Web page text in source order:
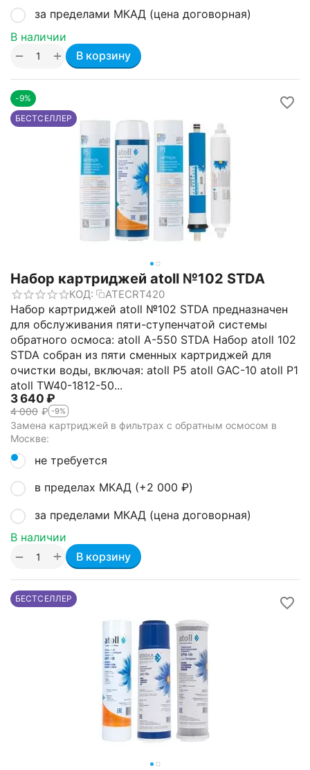
за пределами МКАД (цена договорная)
В наличии
+
− В корзину
-9%
БЕСТСЕЛЛЕР
Набор картриджей atoll №102 STDA
КОД: ATECRT420
Набор картриджей atoll №102 STDA предназначен
для обслуживания пяти-ступенчатой системы
обратного осмоса: atoll A-550 STDA Набор atoll 102
STDA собран из пяти сменных картриджей для
очистки воды, включая: atoll P5 atoll GAC-10 atoll P1
atoll TW40-1812-50...
3 640 ₽
4 000 ₽ -9%
Замена картриджей в фильтрах с обратным осмосом в
Москве:
не требуется
в пределах МКАД (+2 000 ₽)
за пределами МКАД (цена договорная)
В наличии
+
− В корзину
БЕСТСЕЛЛЕР